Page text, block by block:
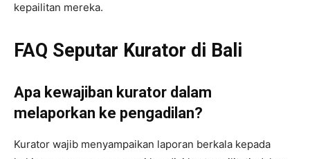
kepailitan mereka.
FAQ Seputar Kurator di Bali
Apa kewajiban kurator dalam
melaporkan ke pengadilan?
Kurator wajib menyampaikan laporan berkala kepada